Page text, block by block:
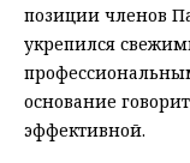
позиции членов
укрепился
основание
эффективной.